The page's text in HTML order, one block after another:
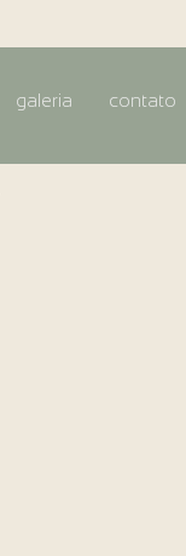
galeria contato